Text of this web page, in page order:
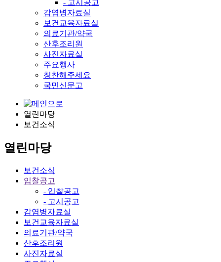
- 고시공고
감염병자료실
보건교육자료실
의료기관/약국
산후조리원
사진자료실
주요행사
칭찬해주세요
국민신문고
열린마당
보건소식
열린마당
보건소식
입찰공고
- 입찰공고
- 고시공고
감염병자료실
보건교육자료실
의료기관/약국
산후조리원
사진자료실